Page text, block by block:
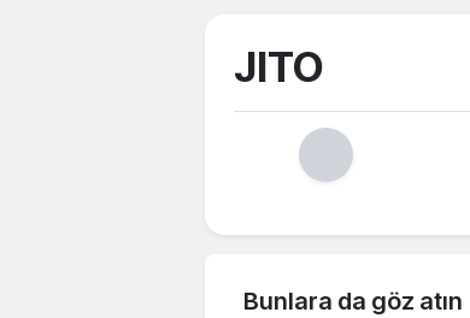
JITO
Bunlara da göz atın